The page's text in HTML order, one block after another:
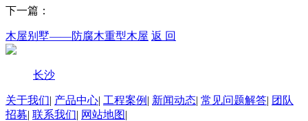
下一篇：
木屋别墅——防腐木重型木屋 返 回
长沙
关于我们| 产品中心| 工程案例 | 新闻动态| 常见问题解答| 团队
招募| 联系我们| 网站地图|